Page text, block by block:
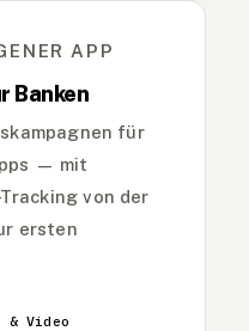
APP
Banken
für
— mit
von der
ersten
& Video